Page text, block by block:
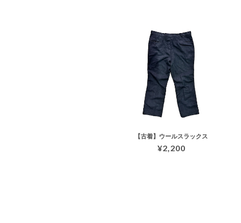
【古着】ウールスラックス
¥2,200